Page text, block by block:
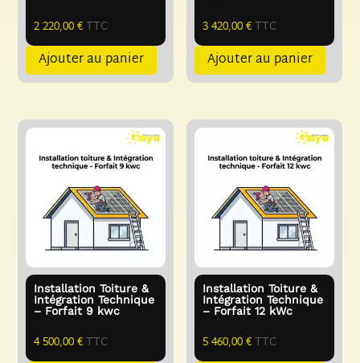
2 220,00€TTC
Ajouter au panier
3 420,00€TTC
Ajouter au panier
Installation Toiture &
Intégration Technique
– Forfait 9 kwc
4 500,00€TTC
Installation Toiture &
Intégration Technique
– Forfait 12 kWc
5 460,00€TTC